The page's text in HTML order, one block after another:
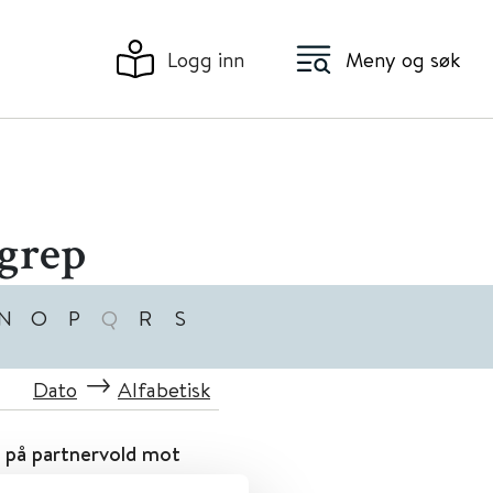
Logg inn Meny og søk
O P Q R S
Dato Alfabetisk
på partnervold mot